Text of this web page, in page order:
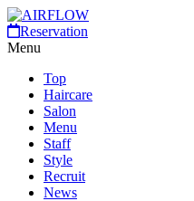
Reservation
Menu
Top
Haircare
Salon
Menu
Staff
Style
Recruit
News